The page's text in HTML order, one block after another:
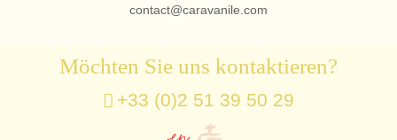
contact@caravanile.com
Möchten Sie uns kontaktieren?
+33 (0)2 51 39 50 29